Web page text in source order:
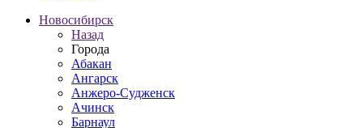
Новосибирск
Назад
Города
Абакан
Ангарск
Анжеро-Судженск
Ачинск
Барнаул